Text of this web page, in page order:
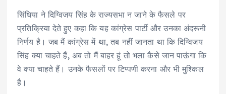
सिंधिया ने दिग्विजय सिंह के राज्यसभा न जाने के फैसले पर
प्रतिक्रिया देते हुए कहा कि यह कांग्रेस पार्टी और उनका अंदरूनी
निर्णय है। जब मैं कांग्रेस में था, तब नहीं जानता था कि दिग्विजय
सिंह क्या चाहते हैं, अब तो मैं बाहर हूं तो भला कैसे जान पाऊंगा कि
वे क्या चाहते हैं। उनके फैसलों पर टिप्पणी करना और भी मुश्किल
है।